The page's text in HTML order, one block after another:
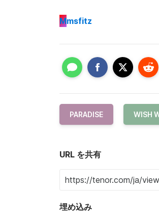
Mmsfitz
PARADISE WISH
URL を共有
埋め込み